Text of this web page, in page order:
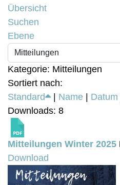
Übersicht
Suchen
Ebene
Kategorie: Mitteilungen
Sortiert nach:
Standard
| Name Datum
Downloads: 8
Mitteilungen Winter 2025
Download